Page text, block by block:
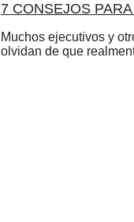
7 CONSEJOS
Muchos ejecutivos y
olvidan de que